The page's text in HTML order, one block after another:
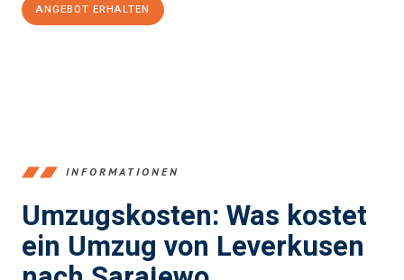
ANGEBOT ERHALTEN
INFORMATIONEN
Umzugskosten: Was kostet
ein Umzug von Leverkusen